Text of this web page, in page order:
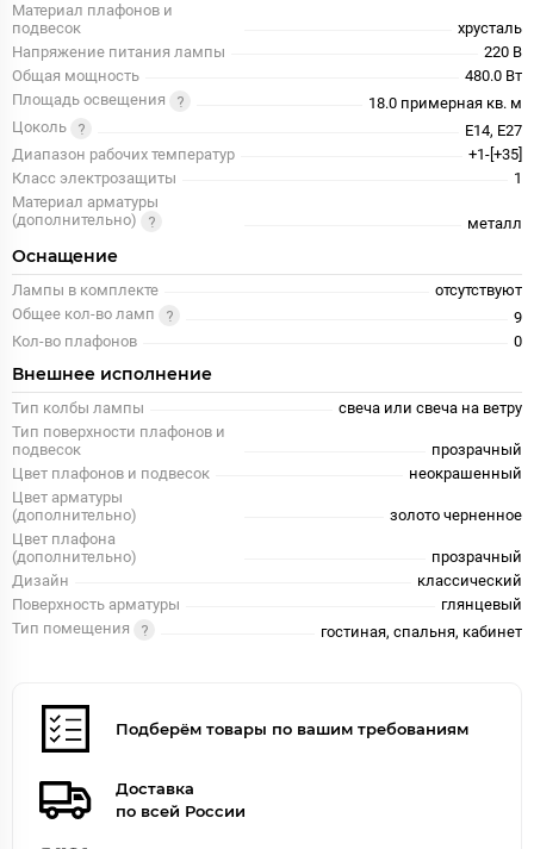
Материал плафонов и
подвесок
хрусталь
Напряжение питания лампы
220 В
Общая мощность
480.0 Вт
Площадь освещения
18.0 примерная кв. м
Цоколь
E14, E27
Диапазон рабочих температур
+1-[+35]
Класс электрозащиты
1
Материал арматуры
(дополнительно)
металл
Оснащение
Лампы в комплекте
отсутствуют
Общее кол-во ламп
9
Кол-во плафонов
0
Внешнее исполнение
Тип колбы лампы
свеча или свеча на ветру
Тип поверхности плафонов и
подвесок
прозрачный
Цвет плафонов и подвесок
неокрашенный
Цвет арматуры
(дополнительно)
золото черненное
Цвет плафона
(дополнительно)
прозрачный
Дизайн
классический
Поверхность арматуры
глянцевый
Тип помещения
гостиная, спальня, кабинет
Подберём товары по вашим требованиям
Доставка
по всей России